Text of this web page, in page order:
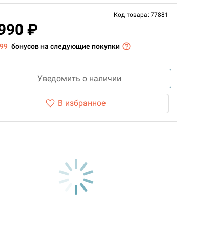
Код товара: 77881
₽
бонусов на следующие покупки
Уведомить о наличии
В избранное